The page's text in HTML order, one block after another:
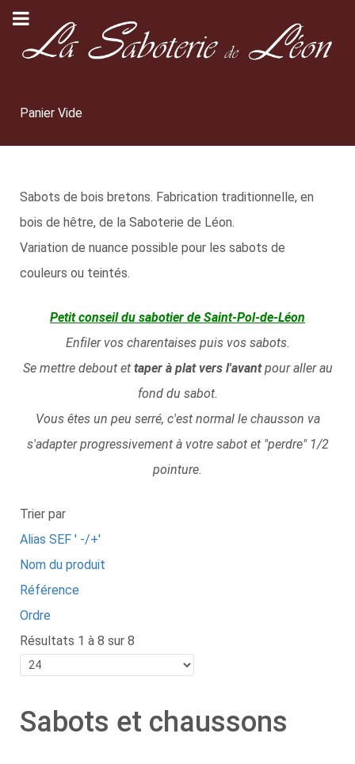
Panier Vide
Sabots de bois bretons. Fabrication traditionnelle, en
bois de hêtre, de la Saboterie de Léon.
Variation de nuance possible pour les sabots de
couleurs ou teintés.
Petit conseil du sabotier de Saint-Pol-de-Léon
Enfiler vos charentaises puis vos sabots.
Se mettre debout et taper à plat vers l'avantpour aller au
fond du sabot.
Vous êtes un peu serré, c'est normal le chausson va
s'adapter progressivement à votre sabot et "perdre" 1/2
pointure.
Trier par
Alias SEF ' -/+'
Nom du produit
Référence
Ordre
Résultats 1 à 8 sur 8
Sabots et chaussons